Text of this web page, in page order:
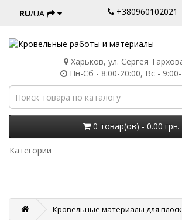
RU/UA +380960102021
Харьков, ул. Сергея
Пн-Сб - 8:00-20:00, Вс -
0 товар(ов) - 0.00 грн.
Категории
Кровельные материалы для